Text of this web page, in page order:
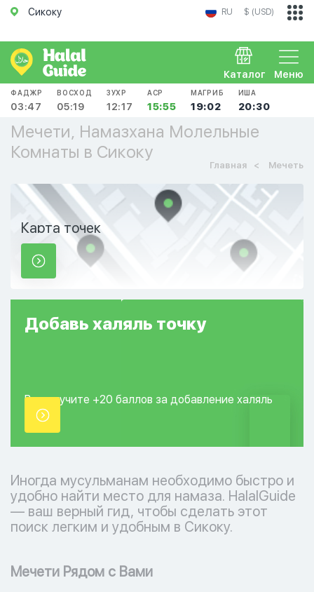
Сикоку RU $ (USD)
Меню
Каталог
ФАДЖР
03:47
ВОСХОД
05:19
ЗУХР
12:17
АСР
15:55
МАГРИБ
19:02
ИША
20:30
Мечети, Намазхана Молельные
Комнаты в Сикоку
Главная Мечеть
Карта точек
Добавь халяль точку
Вы получите +20 баллов за добавление халяль
точки.
Иногда мусульманам необходимо быстро и
удобно найти место для намаза. HalalGuide
— ваш верный гид, чтобы сделать этот
поиск легким и удобным в Сикоку.
Мечети Рядом с Вами